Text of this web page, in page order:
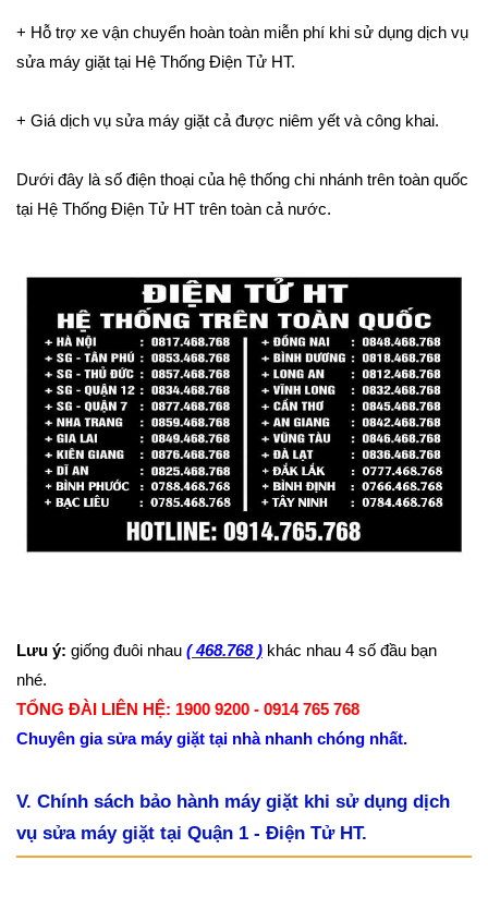
+ Hỗ trợ xe vận chuyển hoàn toàn miễn phí khi sử dụng dịch vụ
sửa máy giặt tại Hệ Thống Điện Tử HT.
+ Giá dịch vụ sửa máy giặt cả được niêm yết và công khai.
Dưới đây là số điện thoại của hệ thống chi nhánh trên toàn quốc
tại Hệ Thống Điện Tử HT trên toàn cả nước.
Lưu ý: giống đuôi nhau ( 468.768 ) khác nhau 4 số đầu bạn
nhé.
TỔNG ĐÀI LIÊN HỆ: 1900 9200 - 0914 765 768
Chuyên gia sửa máy giặt tại nhà nhanh chóng nhất.
V. Chính sách bảo hành máy giặt khi sử dụng dịch
vụ sửa máy giặt tại Quận 1 - Điện Tử HT.